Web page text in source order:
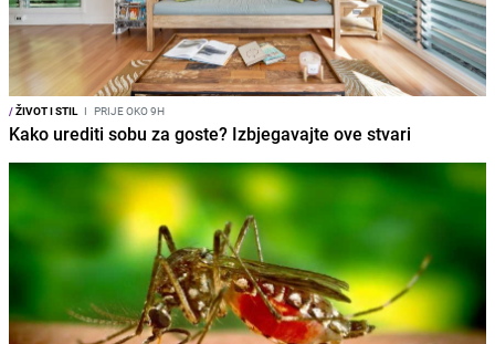
/ŽIVOT I STIL I PRIJE OKO 9H
Kako urediti sobu za goste? Izbjegavajte ove stvari